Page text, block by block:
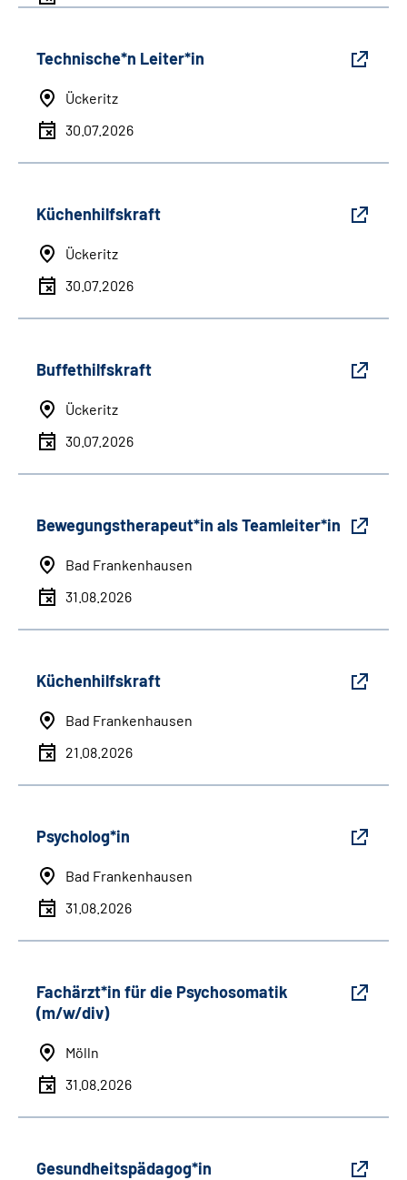
Technische*n Leiter*in
Ückeritz
30.07.2026
Küchenhilfskraft
Ückeritz
30.07.2026
Buffethilfskraft
Ückeritz
30.07.2026
Bewegungstherapeut*in als Teamleiter*in
Bad Frankenhausen
31.08.2026
Küchenhilfskraft
Bad Frankenhausen
21.08.2026
Psycholog*in
Bad Frankenhausen
31.08.2026
Fachärzt*in für die Psychosomatik
(m/w/div)
Mölln
31.08.2026
Gesundheitspädagog*in